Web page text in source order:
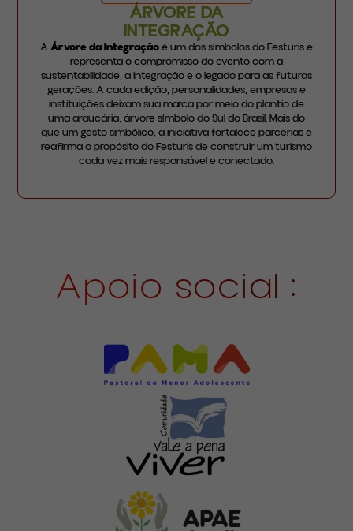
ÁRVORE DA
INTEGRAÇÃO
AÁrvore da Integraçãoé um dos símbolos do Festuris e
representa o compromisso do evento com a
sustentabilidade, a integração e o legado para as futuras
gerações. A cada edição, personalidades, empresas e
instituições deixam sua marca por meio do plantio de
uma araucária, árvore símbolo do Sul do Brasil. Mais do
que um gesto simbólico, a iniciativa fortalece parcerias e
reafirma o propósito do Festuris de construir um turismo
cada vez mais responsável e conectado.
Apoio social :